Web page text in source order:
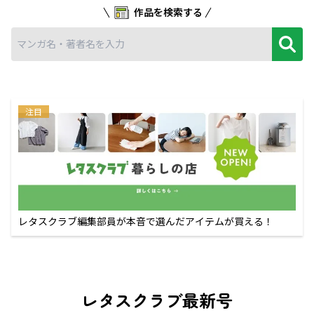
作品を検索する
注目
レタスクラブ編集部員が本音で選んだアイテムが買える！
レタスクラブ最新号